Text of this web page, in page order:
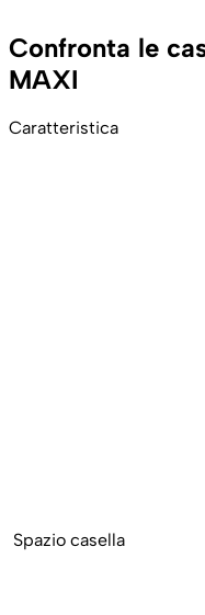
Confronta le
MAXI
Caratteristica
Spazio casella